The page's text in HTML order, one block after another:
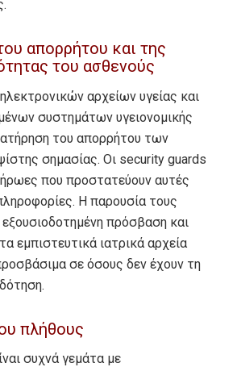
απορρήτου και της
του ασθενούς
αρχείων υγείας και
συστημάτων υγειονομικής
του απορρήτου των
σημασίας. Οι security guards
ήρωες που προστατεύουν αυτές
Η παρουσία τους
πρόσβαση και
εμπιστευτικά ιατρικά αρχεία
σε όσους δεν έχουν τη
πλήθους
συχνά γεμάτα με